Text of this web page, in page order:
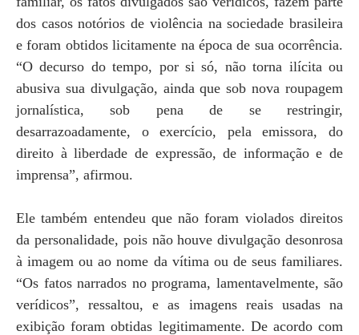
dos casos notórios de violência na sociedade brasileira
e foram obtidos licitamente na época de sua ocorrência.
“O decurso do tempo, por si só, não torna ilícita ou
abusiva sua divulgação, ainda que sob nova roupagem
jornalística, sob pena de se restringir,
desarrazoadamente, o exercício, pela emissora, do
direito à liberdade de expressão, de informação e de
imprensa”, afirmou.
Ele também entendeu que não foram violados direitos
da personalidade, pois não houve divulgação desonrosa
à imagem ou ao nome da vítima ou de seus familiares.
“Os fatos narrados no programa, lamentavelmente, são
verídicos”, ressaltou, e as imagens reais usadas na
exibição foram obtidas legitimamente. De acordo com